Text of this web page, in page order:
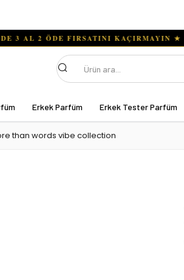
Erkek Parfüm Erkek Tester Parfüm
Ara
than words vibe collection